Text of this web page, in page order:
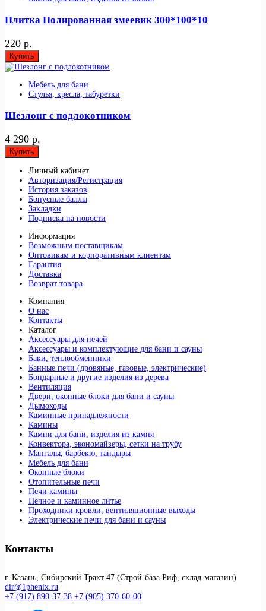
Плитка Полированная змеевик 300*100*10
220 р.
Купить
Мебель для бани
Стулья, кресла, табуретки
Шезлонг с подлокотником
4 290 р.
Купить
Личный кабинет
Авторизация/Регистрация
История заказов
Бонусные баллы
Закладки
Подписка на новости
Информация
Возможным поставщикам
Оптовикам и корпоративным клиентам
Гарантия
Доставка
Возврат товара
Компания
О нас
Контакты
Каталог
Аксессуары для печей
Аксессуары и комплектующие для бани и сауны
Баки, теплообменники
Банные печи (дровяные, газовые, электрические)
Бондарные и другие изделия из дерева
Вентиляция
Двери, оконные блоки для бани и сауны
Дымоходы
Каминные принадлежности
Камины
Камни для бани, изделия из камня
Конвектора, экономайзеры, сетки на трубу
Мангалы, барбекю, тандыры
Мебель для бани
Оконные блоки
Отопительные печи
Печи камины
Печное и каминное литье
Проходники кровли, вeнтиляционные выходы
Электрические печи для бани и сауны
Контакты
г. Казань, Сибирский Тракт 47 (Строй-база Риф, склад-магазин)
dir@1phenix.ru
+7 (917) 890-37-38 +7 (905) 370-60-00